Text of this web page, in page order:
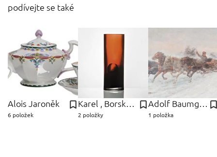
podívejte se také
Alois Jaroněk
6 položek
Karel , Borské sklo, Nový Bor Wűnsch
2 položky
Adolf Baumgartner-Stoiloff
1 položka